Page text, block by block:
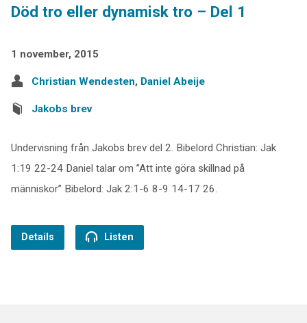
Död tro eller dynamisk tro – Del 1
1 november, 2015
Christian Wendesten, Daniel Abeije
Jakobs brev
Undervisning från Jakobs brev del 2. Bibelord Christian: Jak
1:19 22-24 Daniel talar om ”Att inte göra skillnad på
människor” Bibelord: Jak 2:1-6 8-9 14-17 26.
Details Listen